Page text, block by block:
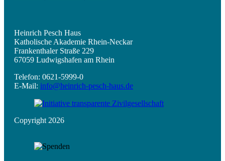
Heinrich Pesch Haus
Katholische Akademie Rhein-Neckar
Frankenthaler Straße 229
67059 Ludwigshafen am Rhein
Telefon: 0621-5999-0
E-Mail: info@heinrich-pesch-haus.de
Copyright 2026